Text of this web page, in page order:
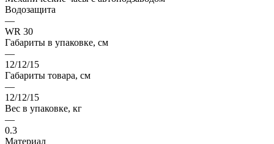
Водозащита
—
WR 30
Габариты в упаковке, см
—
12/12/15
Габариты товара, см
—
12/12/15
Вес в упаковке, кг
—
0.3
Материал